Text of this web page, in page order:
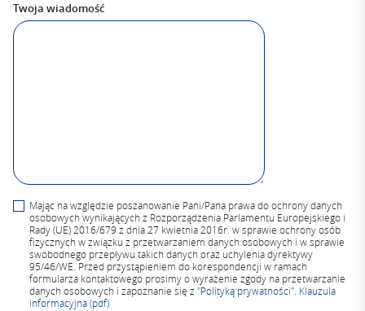
Twoja wiadomość
Mając na względzie poszanowanie Pani/Pana prawa do ochrony danych
osobowych wynikających z Rozporządzenia Parlamentu Europejskiego i
Rady (UE) 2016/679 z dnia 27 kwietnia 2016r. w sprawie ochrony osób
fizycznych w związku z przetwarzaniem danych osobowych i w sprawie
swobodnego przepływu takich danych oraz uchylenia dyrektywy
95/46/WE. Przed przystąpieniem do korespondencji w ramach
formularza kontaktowego prosimy o wyrażenie zgody na przetwarzanie
danych osobowych i zapoznanie się z "Polityką prywatności" Klauzula
informacyjna (pdf)